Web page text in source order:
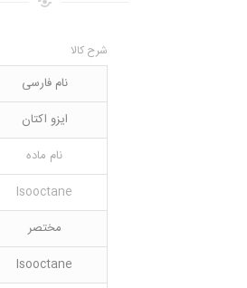
شرح کالا
نام فارسی
ایزو اکتان
نام ماده
Isooctane
مختصر
Isooctane